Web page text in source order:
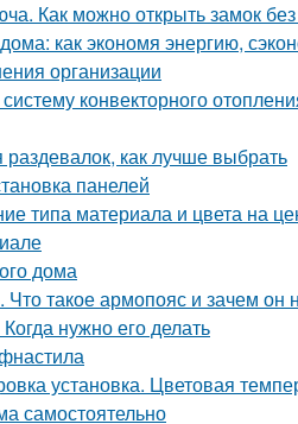
Как можно открыть замок
как экономя энергию,
организации
конвекторного
как лучше выбрать
панелей
типа материала и цвета на
дома
такое армопояс и зачем он
нужно его делать
установка. Цветовая
самостоятельно